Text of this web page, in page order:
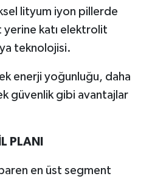
lityum iyon pillerde
yerine katı elektrolit
teknolojisi.
enerji yoğunluğu, daha
güvenlik gibi avantajlar
PLANI
en üst segment